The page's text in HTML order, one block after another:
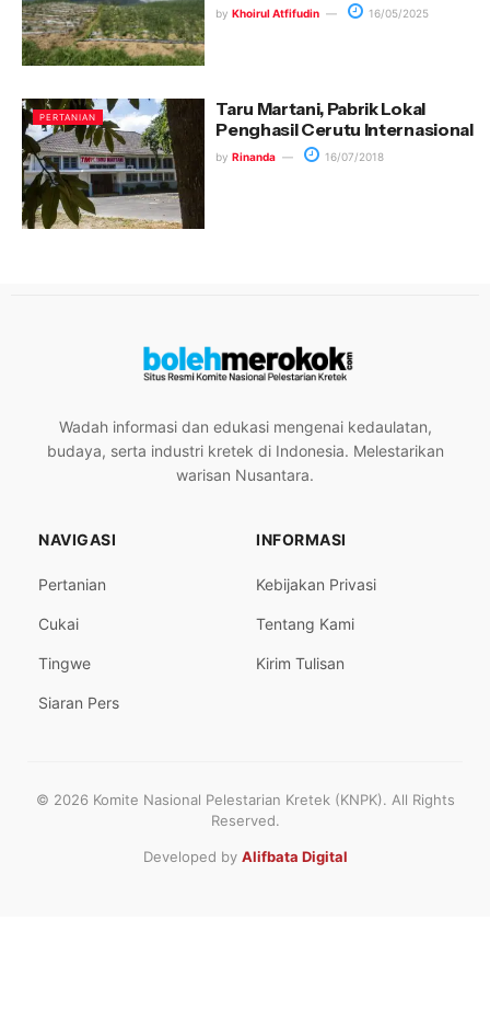
by Khoirul Atfifudin 16/05/2025
PERTANIAN
Taru Martani, Pabrik Lokal
Penghasil Cerutu Internasional
by Rinanda 16/07/2018
Wadah informasi dan edukasi mengenai kedaulatan,
budaya, serta industri kretek di Indonesia. Melestarikan
warisan Nusantara.
NAVIGASI
Pertanian
Cukai
Tingwe
Siaran Pers
INFORMASI
Kebijakan Privasi
Tentang Kami
Kirim Tulisan
© 2026 Komite Nasional Pelestarian Kretek (KNPK). All Rights
Reserved.
Developed by Alifbata Digital